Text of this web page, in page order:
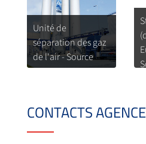
CONTACTS
Unité de
séparation des gaz
de l'air - Source
Groupe Messer